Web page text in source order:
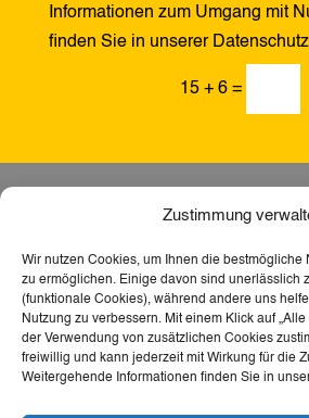
Zustimmung
Wir nutzen Cookies, um Ihnen die bestmögliche
zu ermöglichen. Einige davon sind unerlässlich
(funktionale Cookies), während andere uns
Nutzung zu verbessern. Mit einem Klick auf
der Verwendung von zusätzlichen Cookies
freiwillig und kann jederzeit mit Wirkung für die
Weitergehende Informationen finden Sie in
Informationen zum Umgang mit
finden Sie in unserer
15 + 6 =